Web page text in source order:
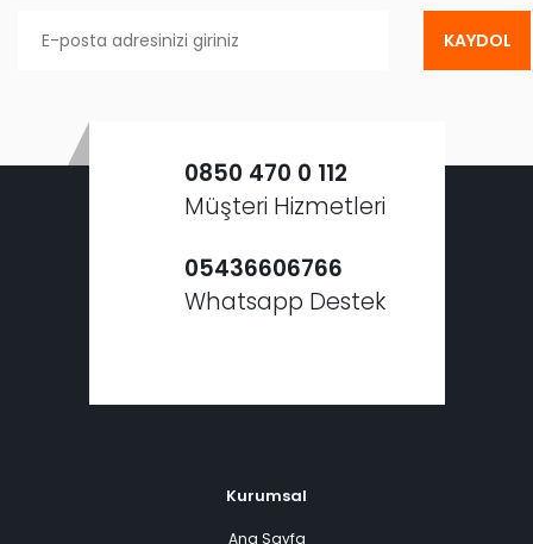
KAYDOL
0850 470 0 112
Müşteri Hizmetleri
05436606766
Whatsapp Destek
Kurumsal
Ana Sayfa